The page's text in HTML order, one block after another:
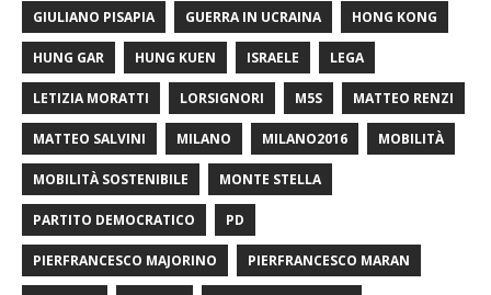
GIULIANO PISAPIA GUERRA IN UCRAINA HONG KONG
HUNG GAR HUNG KUEN ISRAELE LEGA
LETIZIA MORATTI LORSIGNORI M5S MATTEO RENZI
MATTEO SALVINI MILANO MILANO2016 MOBILITÀ
MOBILITÀ SOSTENIBILE MONTE STELLA
PARTITO DEMOCRATICO PD
PIERFRANCESCO MAJORINO PIERFRANCESCO MARAN